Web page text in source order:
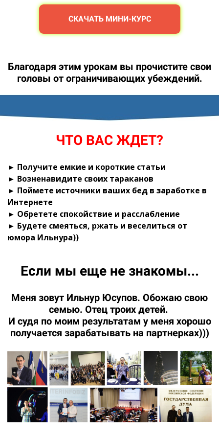
СКАЧАТЬ МИНИ-КУРС
Благодаря этим урокам вы прочистите свои
головы от ограничивающих убеждений.
ЧТО ВАС ЖДЕТ?
► Получите емкие и короткие статьи
► Возненавидите своих тараканов
► Поймете источники ваших бед в заработке в
Интернете
► Обретете спокойствие и расслабление
► Будете смеяться, ржать и веселиться от
юмора Ильнура))
Если мы еще не знакомы...
Меня зовут Ильнур Юсупов. Обожаю свою
семью. Отец троих детей.
И судя по моим результатам у меня хорошо
получается зарабатывать на партнерках)))